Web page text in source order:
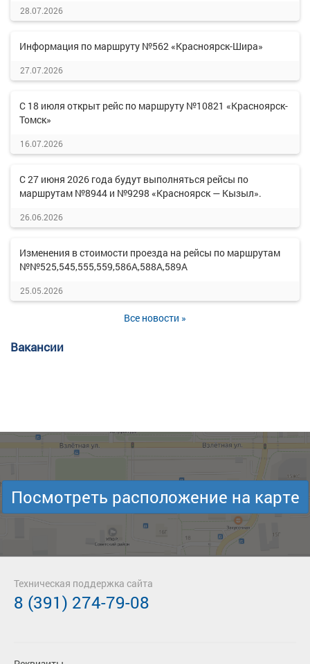
28.07.2026
Информация по маршруту №562 «Красноярск-Шира»
27.07.2026
С 18 июля открыт рейс по маршруту №10821 «Красноярск-
Томск»
16.07.2026
С 27 июня 2026 года будут выполняться рейсы по
маршрутам №8944 и №9298 «Красноярск — Кызыл».
26.06.2026
Изменения в стоимости проезда на рейсы по маршрутам
№№525,545,555,559,586А,588А,589А
25.05.2026
Все новости »
Вакансии
Посмотреть расположение на карте
Техническая поддержка сайта
8 (391) 274-79-08